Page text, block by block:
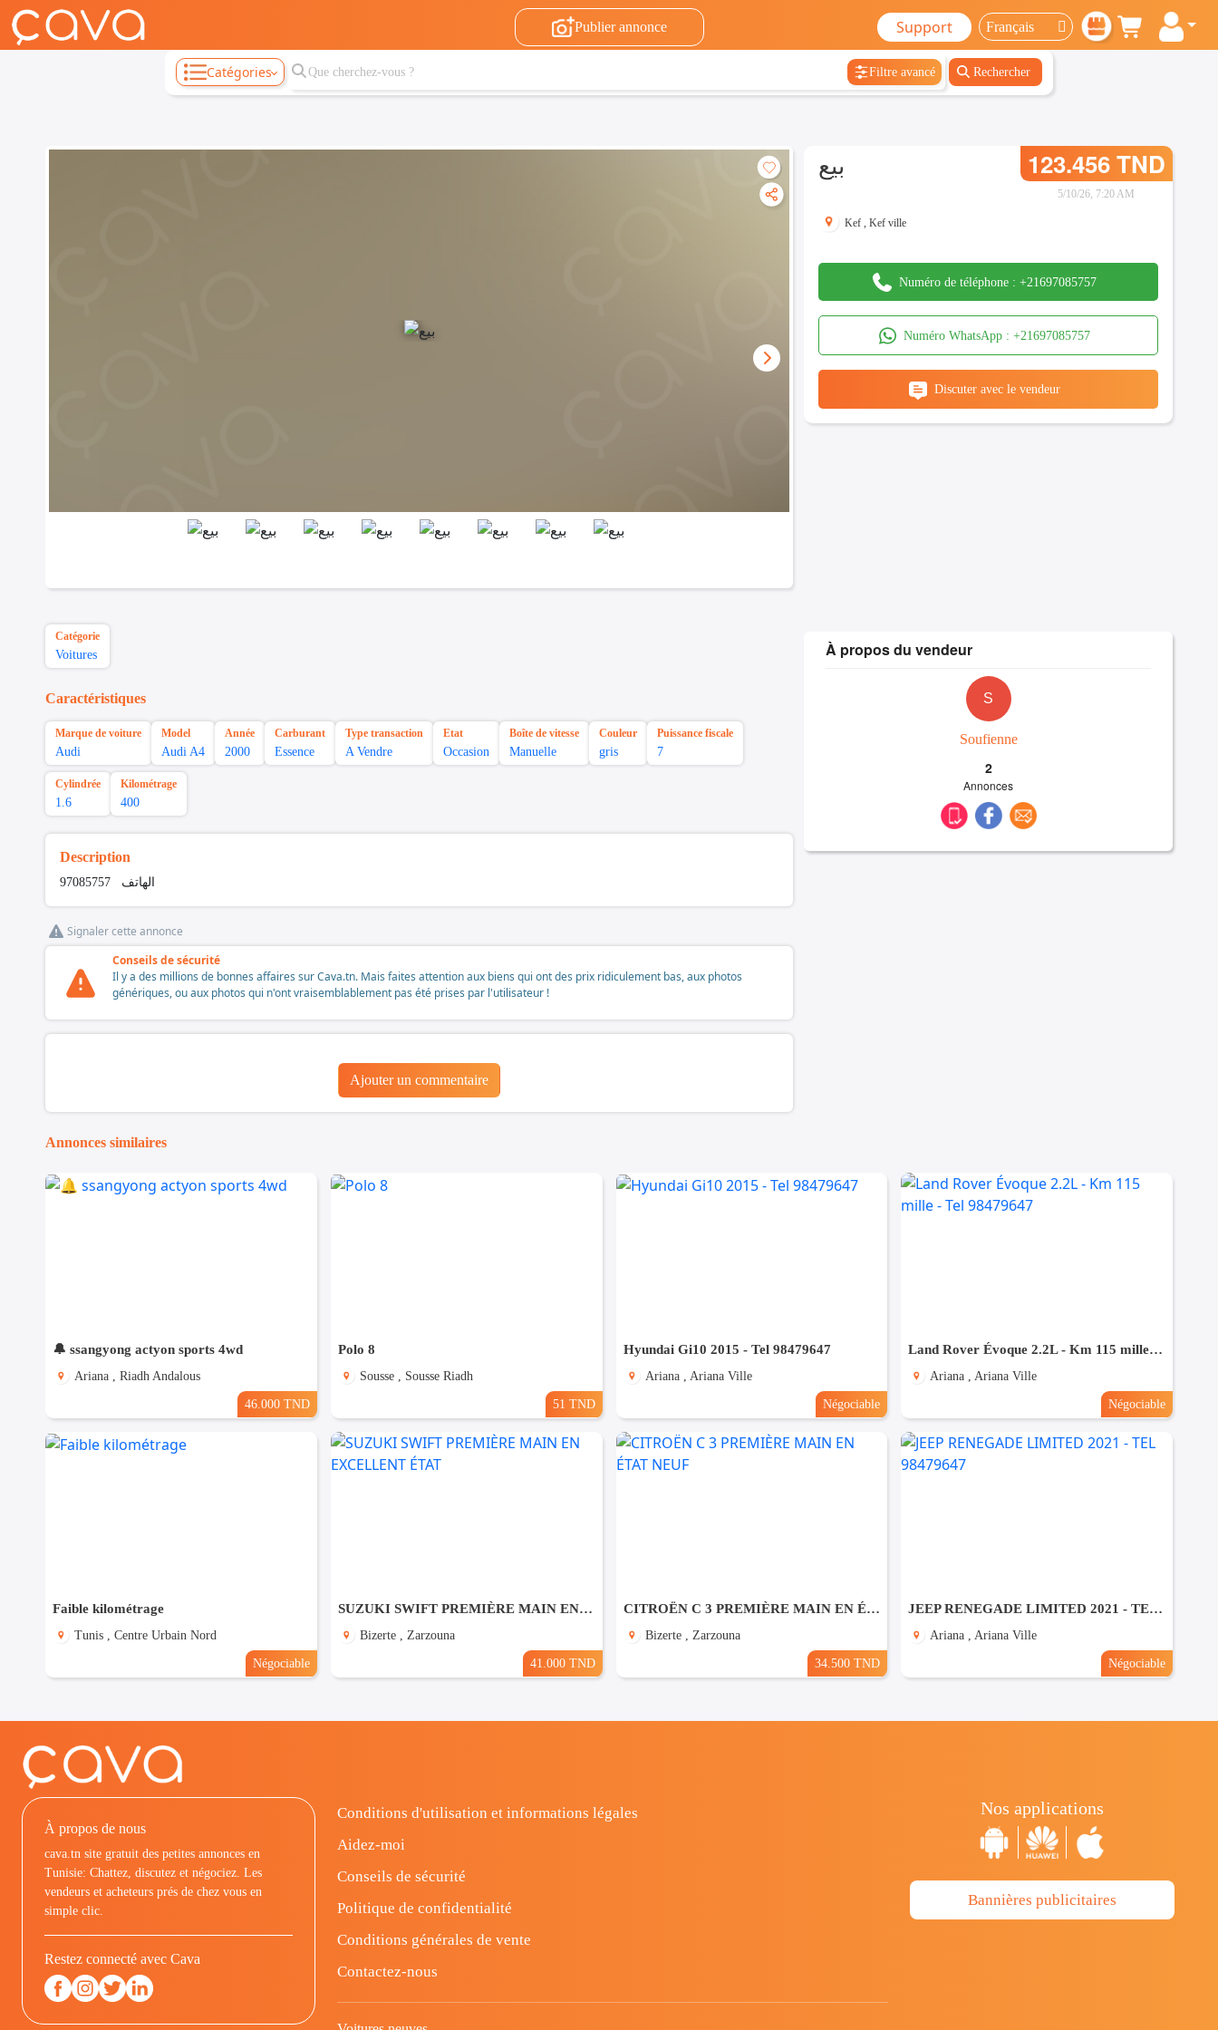
Publier annonce Support
Catégories Filtre avancé Rechercher
بيع 123.456 TND
5/10/26, 7:20 AM
Kef ,Kef ville
Numéro de téléphone :+21697085757
Numéro WhatsApp : +21697085757
Discuter avec le vendeur
Catégorie
Voitures
Caractéristiques
Marque de voiture
Audi
Model
Audi A4
Année
2000
Carburant
Essence
Type transaction
A Vendre
Etat
Occasion
Boîte de vitesse
Manuelle
Couleur
gris
Puissance fiscale
7
Cylindrée
1.6
Kilométrage
400
Description
الهاتف 97085757
Signaler cette annonce
Conseils de sécurité
Il y a des millions de bonnes affaires sur Cava.tn. Mais faites attention aux biens qui ont des prix ridiculement bas, aux photos
génériques, ou aux photos qui n'ont vraisemblablement pas été prises par l'utilisateur !
Ajouter un commentaire
À propos du vendeur
S
Soufienne
2
Annonces
Annonces similaires
🔔 ssangyong actyon sports 4wd
Ariana , Riadh Andalous
46.000 TND
Polo 8
Sousse , Sousse Riadh
51 TND
Hyundai Gi10 2015 - Tel 98479647
Ariana , Ariana Ville
Négociable
Land Rover Évoque 2.2L - Km 115 mille - Tel 98479647
Ariana , Ariana Ville
Négociable
Faible kilométrage
Tunis , Centre Urbain Nord
Négociable
SUZUKI SWIFT PREMIÈRE MAIN EN EXCELLENT ÉTAT
Bizerte , Zarzouna
41.000 TND
CITROËN C 3 PREMIÈRE MAIN EN ÉTAT NEUF
Bizerte , Zarzouna
34.500 TND
JEEP RENEGADE LIMITED 2021 - TEL 98479647
Ariana , Ariana Ville
Négociable
À propos de nous
cava.tn site gratuit des petites annonces en
Tunisie: Chattez, discutez et négociez. Les
vendeurs et acheteurs prés de chez vous en
simple clic.
Restez connecté avec Cava
Conditions d'utilisation et informations légales
Aidez-moi
Conseils de sécurité
Politique de confidentialité
Conditions générales de vente
Contactez-nous
Nos applications
Bannières publicitaires